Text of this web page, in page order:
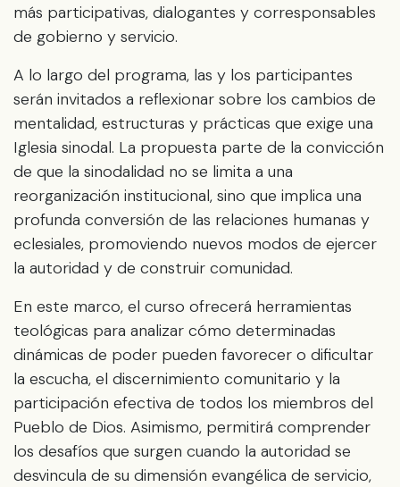
más participativas, dialogantes y corresponsables
de gobierno y servicio.
A lo largo del programa, las y los participantes
serán invitados a reflexionar sobre los cambios de
mentalidad, estructuras y prácticas que exige una
Iglesia sinodal. La propuesta parte de la convicción
de que la sinodalidad no se limita a una
reorganización institucional, sino que implica una
profunda conversión de las relaciones humanas y
eclesiales, promoviendo nuevos modos de ejercer
la autoridad y de construir comunidad.
En este marco, el curso ofrecerá herramientas
teológicas para analizar cómo determinadas
dinámicas de poder pueden favorecer o dificultar
la escucha, el discernimiento comunitario y la
participación efectiva de todos los miembros del
Pueblo de Dios. Asimismo, permitirá comprender
los desafíos que surgen cuando la autoridad se
desvincula de su dimensión evangélica de servicio,